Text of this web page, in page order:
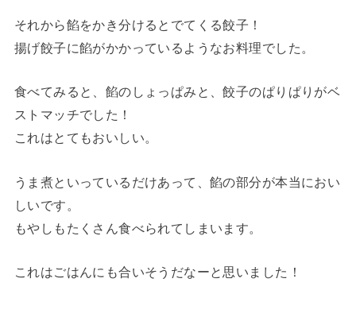
それから餡をかき分けるとでてくる餃子！
揚げ餃子に餡がかかっているようなお料理でした。
食べてみると、餡のしょっぱみと、餃子のぱりぱりがベ
ストマッチでした！
これはとてもおいしい。
うま煮といっているだけあって、餡の部分が本当におい
しいです。
もやしもたくさん食べられてしまいます。
これはごはんにも合いそうだなーと思いました！